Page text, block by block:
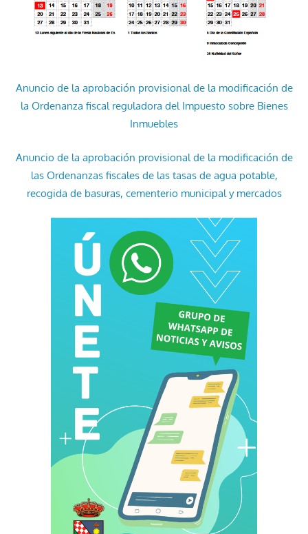
Anuncio de la aprobación provisional de la modificación de
la Ordenanza fiscal reguladora del Impuesto sobre Bienes
Inmuebles
Anuncio de la aprobación provisional de la modificación de
las Ordenanzas fiscales de las tasas de agua potable,
recogida de basuras, cementerio municipal y mercados